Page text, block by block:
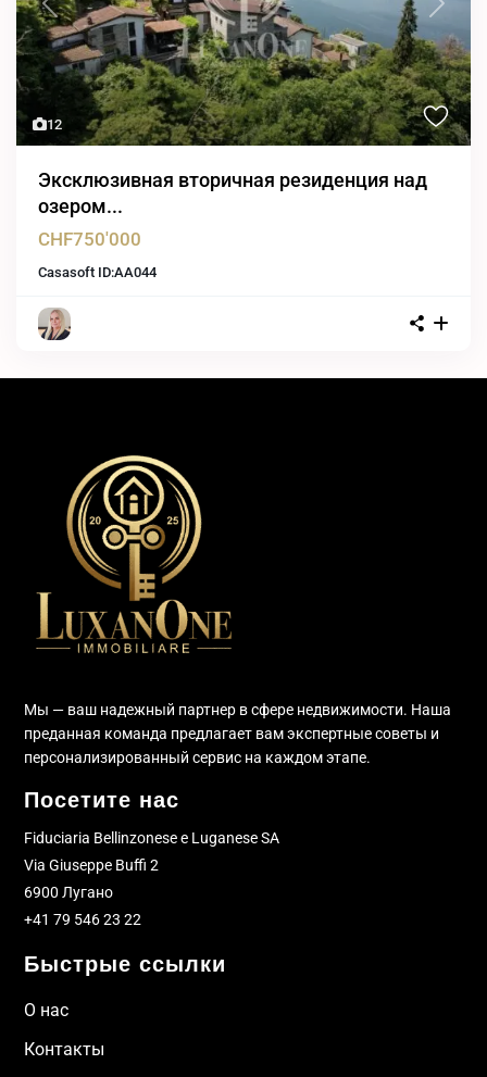
12
Previous Next
Эксклюзивная вторичная резиденция над
озером...
CHF750'000
Casasoft ID:AA044
Мы — ваш надежный партнер в сфере недвижимости. Наша
преданная команда предлагает вам экспертные советы и
персонализированный сервис на каждом этапе.
Посетите нас
Fiduciaria Bellinzonese e Luganese SA
Via Giuseppe Buffi 2
6900 Лугано
+41 79 546 23 22
Быстрые ссылки
О нас
Контакты